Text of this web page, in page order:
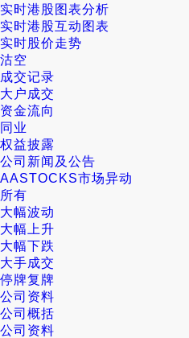
实时港股图表分析
实时港股互动图表
实时股价走势
沽空
成交记录
大户成交
资金流向
同业
权益披露
公司新闻及公告
AASTOCKS市场异动
所有
大幅波动
大幅上升
大幅下跌
大手成交
停牌复牌
公司资料
公司概括
公司资料